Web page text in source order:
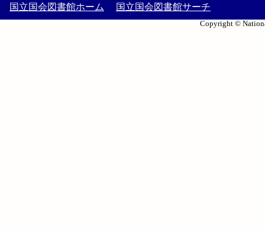
国立国会図書館ホーム 国立国会図書館サーチ
Copyright ©